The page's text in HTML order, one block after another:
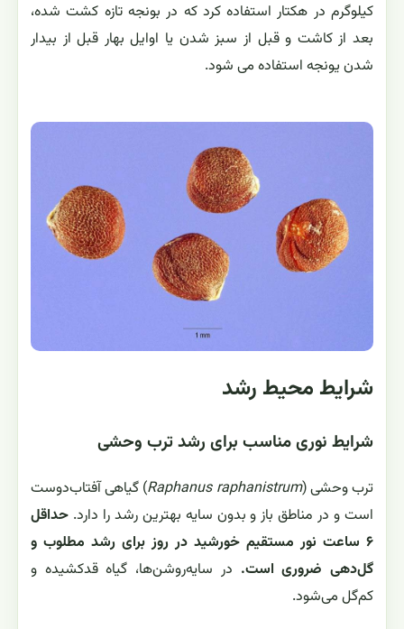
کیلوگرم در هکتار استفاده کرد که در بونجه تازه کشت شده،
بعد از کاشت و قبل از سبز شدن یا اوایل بهار قبل از بیدار
شدن یونجه استفاده می شود.
شرایط محیط رشد
شرایط نوری مناسب برای رشد ترب وحشی
ترب وحشی (Raphanus raphanistrum) گیاهی آفتاب‌دوست
است و در مناطق باز و بدون سایه بهترین رشد را دارد.حداقل
۶ ساعت نور مستقیم خورشید در روز برای رشد مطلوب و
گل‌دهی ضروری است. در سایه‌روشن‌ها، گیاه قدکشیده و
کم‌گل می‌شود.